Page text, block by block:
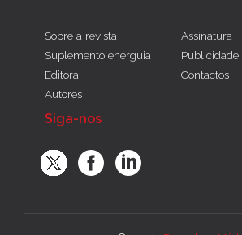
Sobre a revista
Suplemento energuia
Editora
Autores
Assinatura
Publicidade
Contactos
Siga-nos